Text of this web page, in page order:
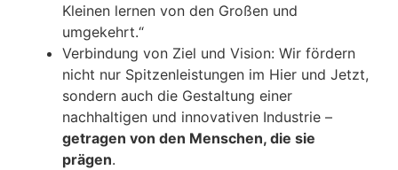
Kleinen lernen von den Großen und
umgekehrt.“
Verbindung von Ziel und Vision: Wir fördern
nicht nur Spitzenleistungen im Hier und Jetzt,
sondern auch die Gestaltung einer
nachhaltigen und innovativen Industrie –
getragen von den Menschen, die sie
prägen.